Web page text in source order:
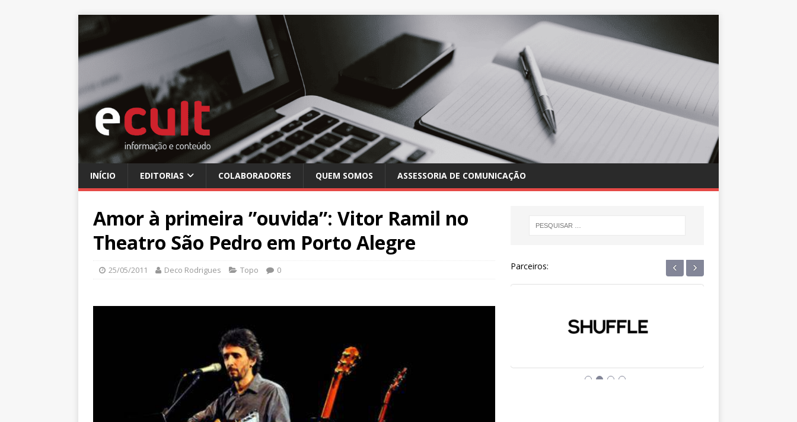
INÍCIO EDITORIAS COLABORADORES QUEM SOMOS ASSESSORIA DE COMUNICAÇÃO
Amor à primeira ”ouvida”: Vitor Ramil no
Theatro São Pedro em Porto Alegre
25/05/2011 Deco Rodrigues Topo 0 Parceiros: ‹ ›